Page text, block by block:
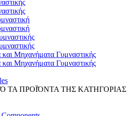
Μηχανήματα Γυμναστικής
Μηχανήματα Γυμναστικής
ΤΑ ΠΡΟΪΌΝΤΑ ΤΗΣ ΚΑΤΗΓΟΡΙΑΣ